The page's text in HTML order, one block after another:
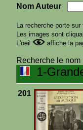
Nom Auteur
La recherche porte
Les images sont
L'oeil
affiche la
Recherche le nom
1-
201